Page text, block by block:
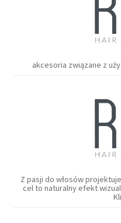
akcesoria związane z
Z pasji do włosów
cel to naturalny efekt